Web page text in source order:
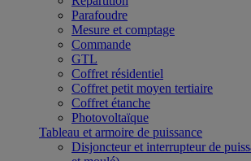
Parafoudre
Mesure et comptage
Commande
GTL
Coffret résidentiel
Coffret petit moyen tertiaire
Coffret étanche
Photovoltaïque
Tableau et armoire de puissance
Disjoncteur et interrupteur de